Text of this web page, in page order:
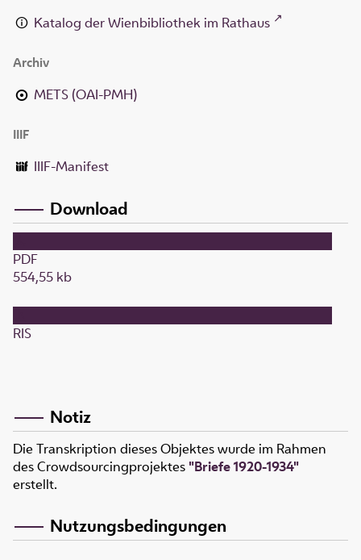
Katalog der Wienbibliothek im Rathaus
Archiv
METS (OAI-PMH)
IIIF
IIIF-Manifest
Download
PDF
554,55 kb
RIS
Notiz
Die Transkription dieses Objektes wurde im Rahmen
des Crowdsourcingprojektes "Briefe 1920-1934"
erstellt.
Nutzungsbedingungen